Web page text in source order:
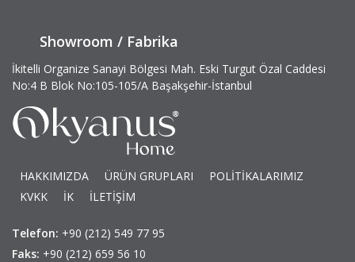
Showroom / Fabrika
İkitelli Organize Sanayi Bölgesi Mah. Eski Turgut Özal Caddesi
No:4 B Blok No:105-105/A Başakşehir-İstanbul
HAKKIMIZDA ÜRÜN GRUPLARI
POLİTİKALARIMIZ
KVKK
İK İLETİŞİM
Telefon: +90 (212) 549 77 95
Faks: +90 (212) 659 56 10